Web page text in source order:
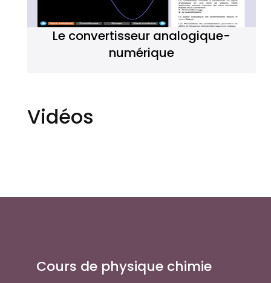
Le convertisseur analogique-
numérique
Vidéos
Cours de physique chimie